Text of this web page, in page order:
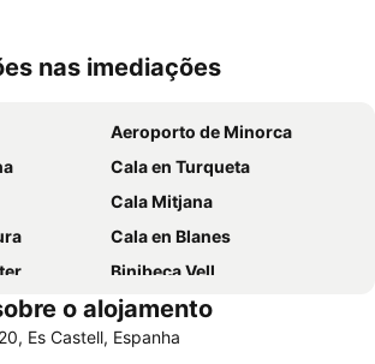
nas imediações
Aeroporto de Minorca
Cala en Turqueta
Cala Mitjana
Cala en Blanes
Binibeca Vell
Cala Blanca
Caleta d'en Gorries - Sa Caleta
o alojamento
Es Castell, Espanha